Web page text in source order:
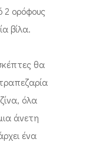
2 ορόφους
βίλα.
θα
όλα
άνετη
ένα